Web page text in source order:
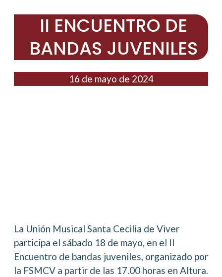
II ENCUENTRO DE
BANDAS JUVENILES
16 de mayo de 2024
La Unión Musical Santa Cecilia de Viver
participa el sábado 18 de mayo, en el II
Encuentro de bandas juveniles, organizado por
la FSMCV a partir de las 17.00 horas en Altura.